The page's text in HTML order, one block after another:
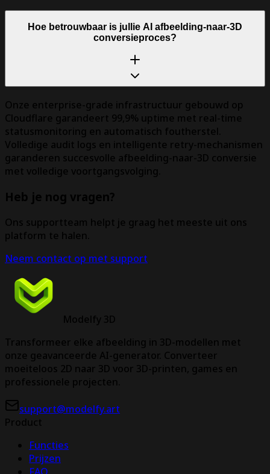
Hoe betrouwbaar is jullie AI afbeelding-naar-3D
conversieproces?
Onze enterprise-grade infrastructuur gebouwd op
Cloudflare garandeert 99,9% uptime met real-time
statusmonitoring en automatisch foutherstel.
Volledige audit logs en intelligente retry-mechanismen
garanderen succesvolle afbeelding-naar-3D conversie
met volledige voortgangsvolging.
Heb je nog vragen?
Ons supportteam helpt je graag het meeste uit ons
platform te halen.
Neem contact op met support
Modelfy 3D
Transformeer elke afbeelding in 3D-modellen met
onze geavanceerde AI-generator. Converteer
moeiteloos 2D naar 3D voor 3D-printen, games en
professionele projecten.
support@modelfy.art
Product
Functies
Prijzen
FAQ